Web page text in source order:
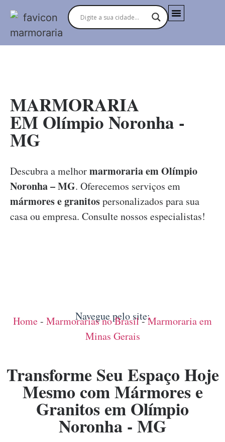
MARMORARIA
EM Olímpio Noronha -
MG
Descubra a melhormarmoraria em Olímpio
Noronha – MG. Oferecemos serviços em
mármores e granitospersonalizados para sua
casa ou empresa. Consulte nossos especialistas!
Navegue pelo site:
Home- Marmorarias no Brasil-Marmoraria em
Minas Gerais
Transforme Seu Espaço Hoje
Mesmo com Mármores e
Granitos em Olímpio
Noronha - MG